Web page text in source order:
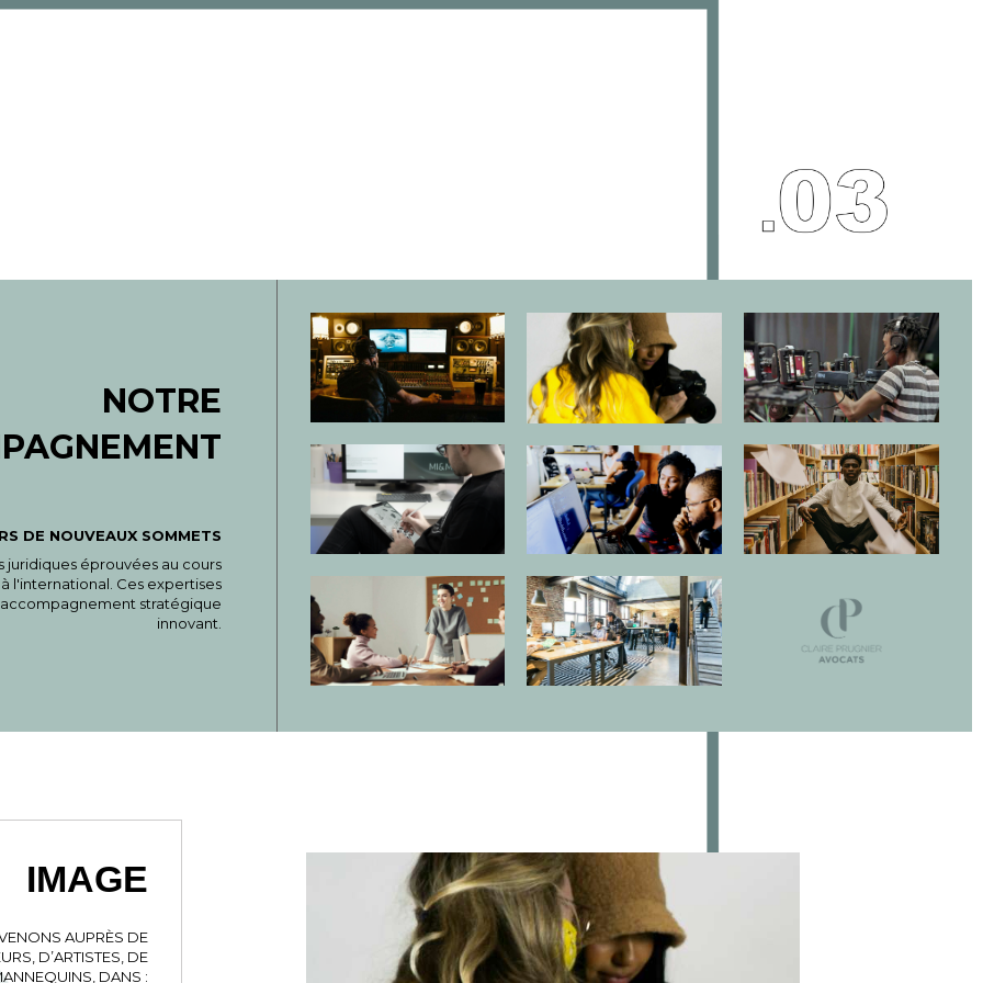
NOTRE
DE NOUVEAUX SOMMETS
éprouvées au cours
l'international. Ces expertises
accompagnement stratégique
innovant.
IMAGE
AUPRÈS DE
D’ARTISTES, DE
DANS :